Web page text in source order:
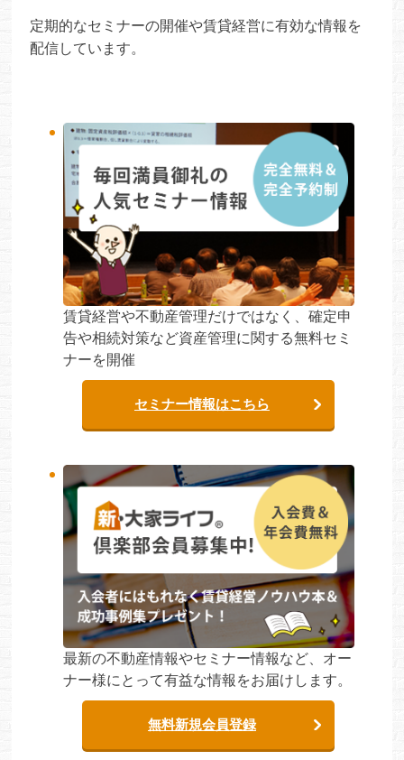
定期的なセミナーの開催や賃貸経営に有効な情報を
配信しています。
賃貸経営や不動産管理だけではなく、確定申
告や相続対策など資産管理に関する無料セミ
ナーを開催
セミナー情報はこちら
最新の不動産情報やセミナー情報など、オー
ナー様にとって有益な情報をお届けします。
無料新規会員登録